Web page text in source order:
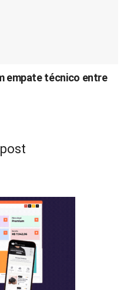
empate técnico entre